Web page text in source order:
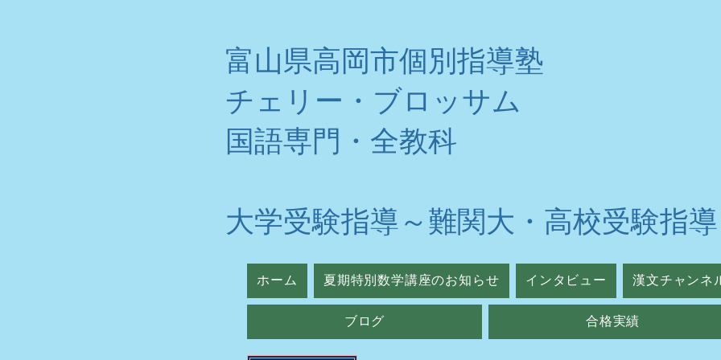
富山県高岡市個別指導塾
チェリー・ブロッサム
​国語専門・全教科
大学受験指導～難関大・高校受験指導
ホーム 夏期特別数学講座のお知らせ インタビュー 漢文チャンネ
ブログ 合格実績